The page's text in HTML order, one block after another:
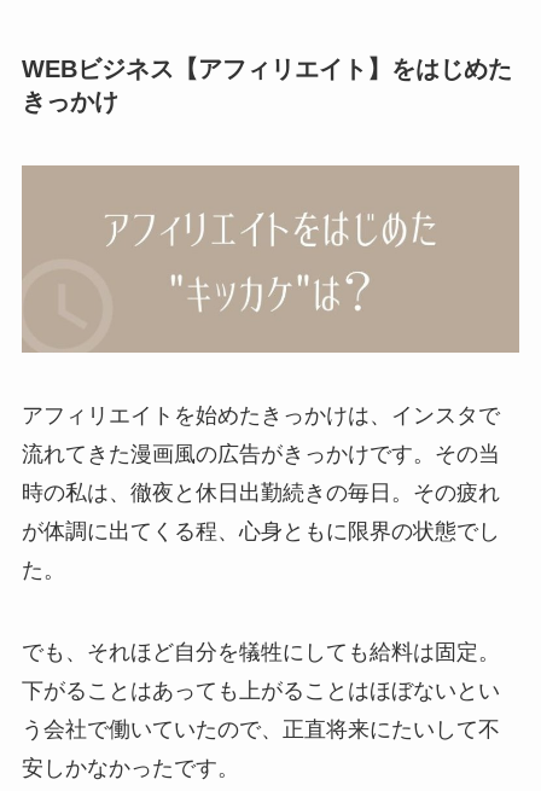
WEBビジネス【アフィリエイト】をはじめた
きっかけ
アフィリエイトを始めたきっかけは、インスタで
流れてきた漫画風の広告がきっかけです。その当
時の私は、 徹夜と休日出勤続きの毎日。その疲れ
が体調に出てくる程、心身ともに限界の状態でし
た。
でも、それほど自分を犠牲にしても給料は固定。
下がることはあっても上がることはほぼないとい
う会社で働いていたので、正直将来にたいして不
安しかなかったです。